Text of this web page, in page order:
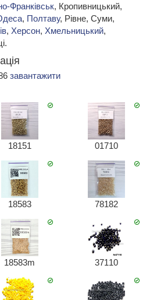
Франківськ, Кропивницький,
, Полтаву, Рівне, Суми,
, Херсон, Хмельницький,
завантажити
18151 01710
18583 78182
18583m 37110